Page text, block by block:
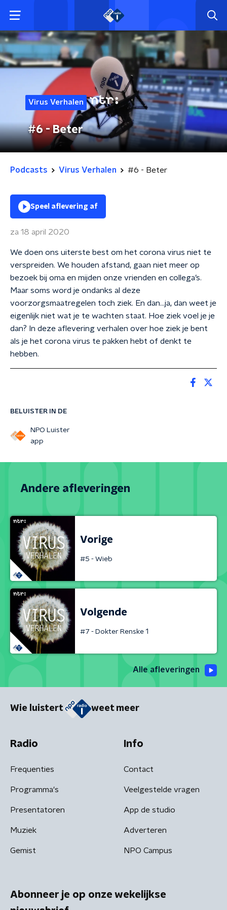
Virus Verhalen
#6 - Beter
Podcasts Virus Verhalen #6 - Beter
BELUISTER IN DE
NPO Luister
app
Speel aflevering af
za 18 april 2020
We doen ons uiterste best om het corona virus niet te
verspreiden. We houden afstand, gaan niet meer op
bezoek bij oma en mijden onze vrienden en collega’s.
Maar soms word je ondanks al deze
voorzorgsmaatregelen toch ziek. En dan…ja, dan weet je
eigenlijk niet wat je te wachten staat. Hoe ziek voel je je
dan? In deze aflevering verhalen over hoe ziek je bent
als je het corona virus te pakken hebt of denkt te
hebben.
Andere afleveringen
Vorige
#5 - Wieb
Volgende
#7 - Dokter Renske 1
Alle afleveringen
Wie luistert weet meer
Radio
Frequenties
Programma's
Presentatoren
Muziek
Gemist
Info
Contact
Veelgestelde vragen
App de studio
Adverteren
NPO Campus
Abonneer je op onze wekelijkse